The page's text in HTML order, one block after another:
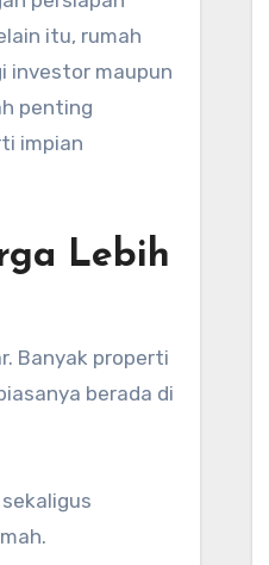
itu, rumah
investor maupun
penting
impian
Lebih
Banyak properti
berada di